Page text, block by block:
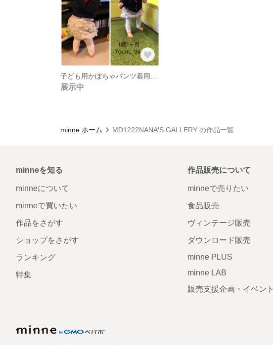
展示中
minne ホーム MD1222NANA'S GALLERY の作品一覧
minneを知る
minneについて
minneで買いたい
作品をさがす
ショップをさがす
ランキング
特集
作品販売について
minneで売りたい
食品販売
ヴィンテージ販売
ダウンロード販売
minne PLUS
minne LAB
販売支援企画・イベント